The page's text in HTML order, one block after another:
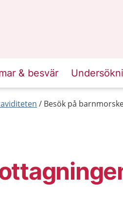
& besvär
Besök på